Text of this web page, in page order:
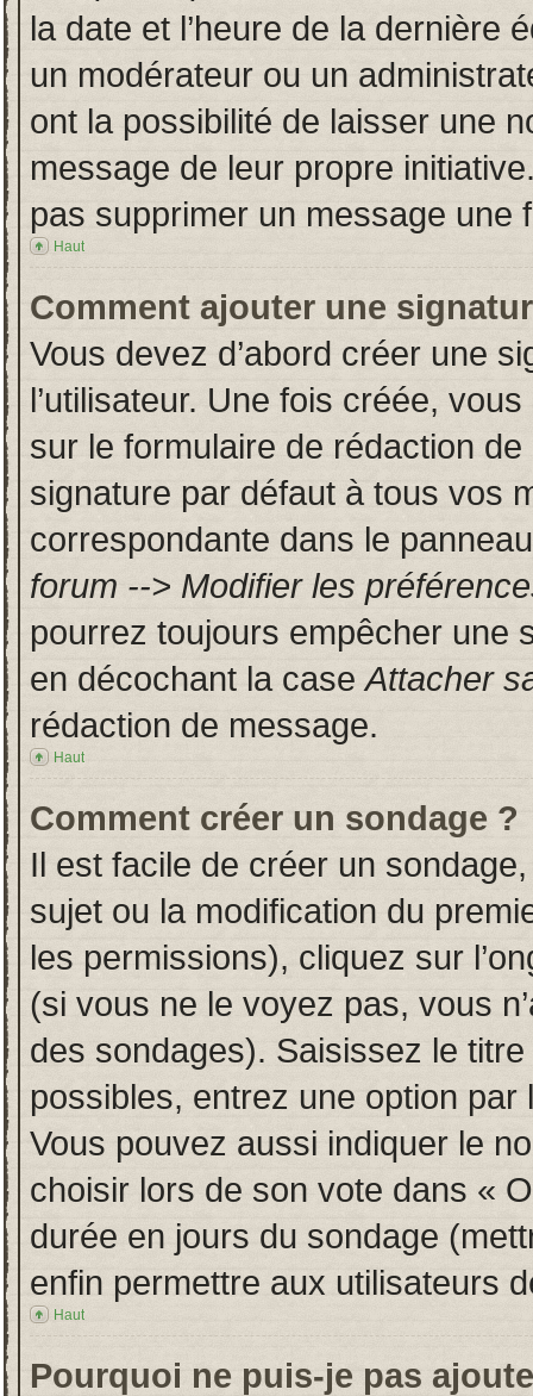
la date et l’heure de la dernière
un modérateur ou un
ont la possibilité de laisser une
message de leur propre
pas supprimer un message une
Haut
Comment ajouter une
Vous devez d’abord créer une
l’utilisateur. Une fois créée,
sur le formulaire de rédaction
signature par défaut à tous vos
correspondante dans le
forum --> Modifier les
pourrez toujours empêcher une
en décochant la caseAttacher
rédaction de message.
Haut
Comment créer un sondage ?
Il est facile de créer un
sujet ou la modification du
les permissions), cliquez sur
(si vous ne le voyez pas, vous
des sondages). Saisissez le
possibles, entrez une option
Vous pouvez aussi indiquer le
choisir lors de son vote dans «
durée en jours du sondage
enfin permettre aux utilisateurs
Haut
Pourquoi ne puis-je pas